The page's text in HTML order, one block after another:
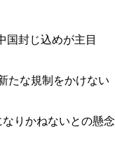
国封じ込めが主目
たな規制をかけない
りかねないとの懸念